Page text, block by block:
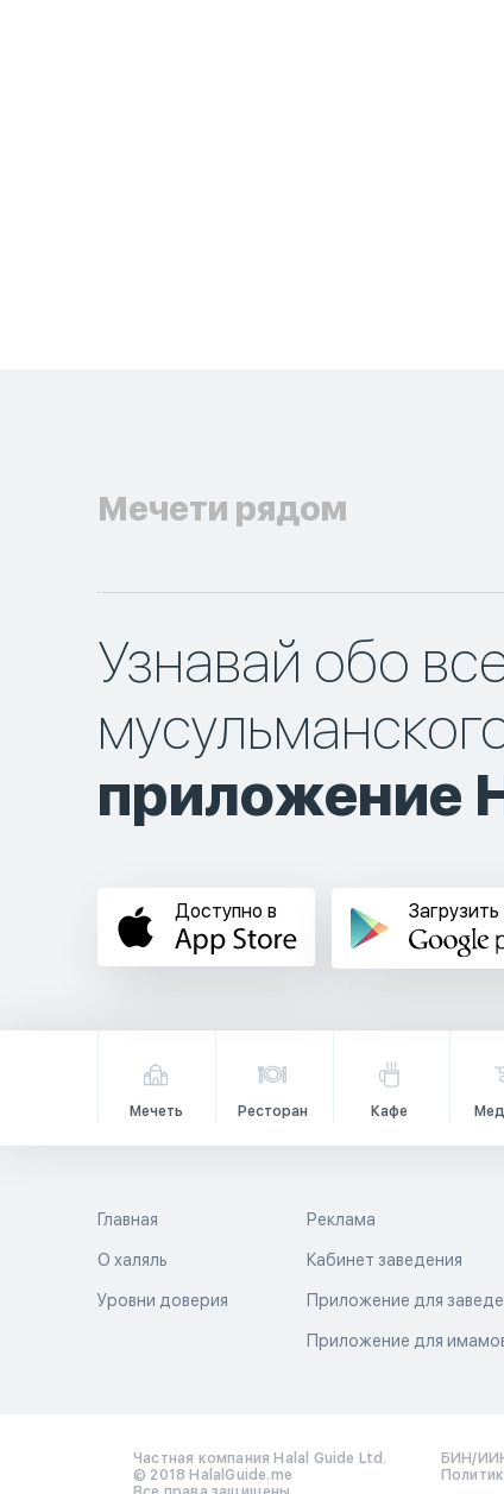
Мечети рядом
Узнавай обо
приложение
Доступно в
Мечеть Ресторан Кафе
Главная
О халяль
Уровни доверия
Реклама
Кабинет заведения
Приложение для
Приложение для
Частная компания Halal Guide Ltd.
© 2018 HalalGuide.me
БИН/